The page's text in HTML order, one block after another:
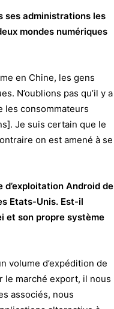
ses administrations les
mondes numériques
en Chine, les gens
N’oublions pas qu’il y a
les consommateurs
Je suis certain que le
on est amené à se
Android de
Etats-Unis. Est-il
et son propre système
volume d’expédition de
le marché export, il nous
associés, nous